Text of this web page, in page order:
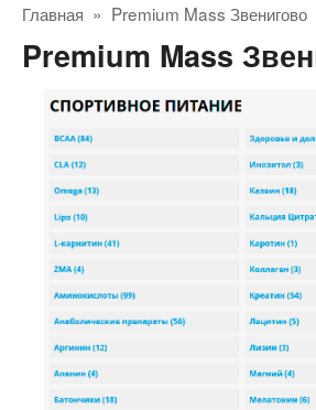
Главная » Premium Mass Звенигово
Premium Mass